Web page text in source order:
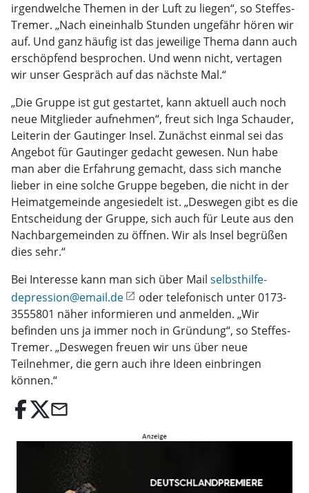
irgendwelche Themen in der Luft zu liegen“, so Steffes-
Tremer. „Nach eineinhalb Stunden ungefähr hören wir
auf. Und ganz häufig ist das jeweilige Thema dann auch
erschöpfend besprochen. Und wenn nicht, vertagen
wir unser Gespräch auf das nächste Mal.“
„Die Gruppe ist gut gestartet, kann aktuell auch noch
neue Mitglieder aufnehmen“, freut sich Inga Schauder,
Leiterin der Gautinger Insel. Zunächst einmal sei das
Angebot für Gautinger gedacht gewesen. Nun habe
man aber die Erfahrung gemacht, dass sich manche
lieber in eine solche Gruppe begeben, die nicht in der
Heimatgemeinde angesiedelt ist. „Deswegen gibt es die
Entscheidung der Gruppe, sich auch für Leute aus den
Nachbargemeinden zu öffnen. Wir als Insel begrüßen
dies sehr.“
Bei Interesse kann man sich über Mail selbsthilfe-
depression@email.de
oder telefonisch unter 0173-
3555801 näher informieren und anmelden. „Wir
befinden uns ja immer noch in Gründung“, so Steffes-
Tremer. „Deswegen freuen wir uns über neue
Teilnehmer, die gern auch ihre Ideen einbringen
können.“
email